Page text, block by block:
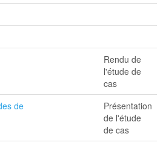
Rendu de
l'étude de
cas
de
Présentation
de l'étude
de cas